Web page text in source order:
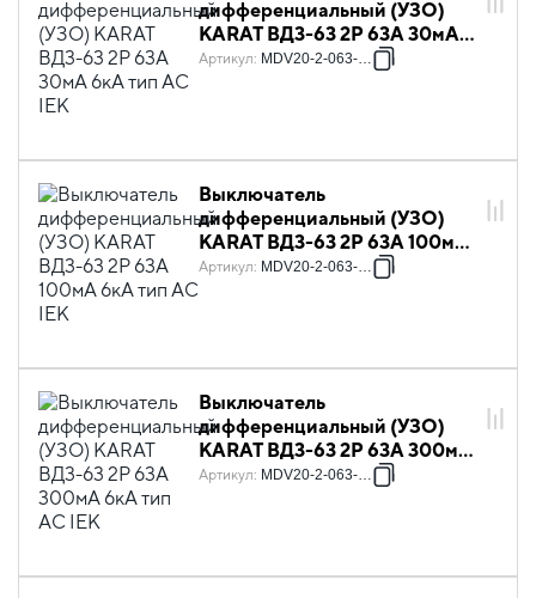
дифференциальный (УЗО)
KARAT ВД3-63 2P 63А 30мА
6кА тип AC IEK
Артикул: MDV20-2-063-030
Выключатель
дифференциальный (УЗО)
KARAT ВД3-63 2P 63А 100мА
6кА тип AC IEK
Артикул: MDV20-2-063-100
Выключатель
дифференциальный (УЗО)
KARAT ВД3-63 2P 63А 300мА
6кА тип AC IEK
Артикул: MDV20-2-063-300